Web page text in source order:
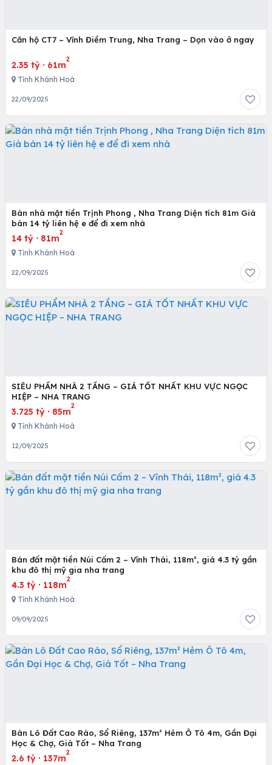
Căn hộ CT7 – Vĩnh Điềm Trung, Nha Trang – Dọn vào ở ngay
2.35 tỷ · 61m
2
Tỉnh Khánh Hoà
22/09/2025
Bán nhà mặt tiền Trịnh Phong , Nha Trang Diện tích 81m Giá
bán 14 tỷ liên hệ e để đi xem nhà
14 tỷ · 81m
2
Tỉnh Khánh Hoà
22/09/2025
SIÊU PHẨM NHÀ 2 TẦNG – GIÁ TỐT NHẤT KHU VỰC NGỌC
HIỆP – NHA TRANG
3.725 tỷ · 85m
2
Tỉnh Khánh Hoà
12/09/2025
Bán đất mặt tiền Núi Cấm 2 – Vĩnh Thái, 118m², giá 4.3 tỷ gần
khu đô thị mỹ gia nha trang
4.3 tỷ · 118m
2
Tỉnh Khánh Hoà
09/09/2025
Bán Lô Đất Cao Ráo, Sổ Riêng, 137m² Hẻm Ô Tô 4m, Gần Đại
Học & Chợ, Giá Tốt – Nha Trang
2.6 tỷ · 137m
2